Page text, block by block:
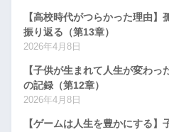
【高校時代がつらかった理由
振り返る（第13章）
2026年4月8日
【子供が生まれて人生が変わ
の記録（第12章）
2026年4月8日
【ゲームは人生を豊かにする